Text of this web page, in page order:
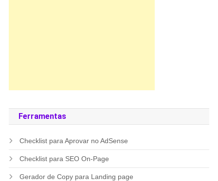
Ferramentas
Checklist para Aprovar no AdSense
Checklist para SEO On-Page
Gerador de Copy para Landing page